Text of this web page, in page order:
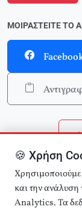
ΜΟΙΡΑΣΤΕΊΤΕ ΤΟ
🍪 Χρήση
Χρησιμοποιούμε
και την ανάλυση
Analytics. Τα